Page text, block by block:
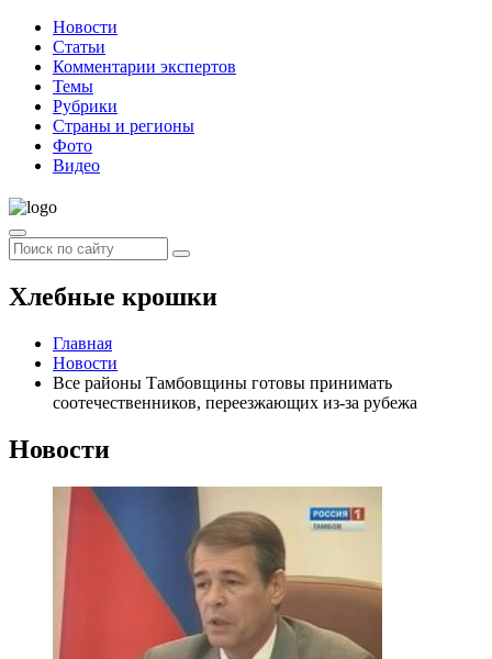
Новости
Статьи
Комментарии экспертов
Темы
Рубрики
Страны и регионы
Фото
Видео
Хлебные крошки
Главная
Новости
Все районы Тамбовщины готовы принимать
соотечественников, переезжающих из-за рубежа
Новости